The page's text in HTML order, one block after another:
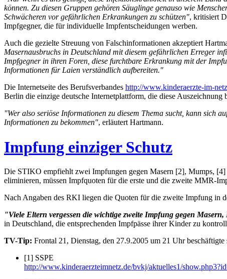
können. Zu diesen Gruppen gehören Säuglinge genauso wie
Schwächeren vor gefährlichen Erkrankungen zu schützen", kritisiert
Impfgegner, die für individuelle Impfentscheidungen werben.
Auch die gezielte Streuung von Falschinformationen akzeptiert
Masernausbruchs in Deutschland mit diesem gefährlichen Erreger
Impfgegner in ihren Foren, diese furchtbare Erkrankung mit der
Informationen für Laien verständlich aufbereiten."
Die Internetseite des Berufsverbandes http://www.kinderaerzte-im-
Berlin die einzige deutsche Internetplattform, die diese Auszeichnung
"Wer also seriöse Informationen zu diesem Thema sucht, kann sich
Informationen zu bekommen", erläutert Hartmann.
Impfung einziger Schutz
Die STIKO empfiehlt zwei Impfungen gegen Masern [2], Mumps,
eliminieren, müssen Impfquoten für die erste und die zweite MMR-
Nach Angaben des RKI liegen die Quoten für die zweite Impfung in
"Viele Eltern vergessen die wichtige zweite Impfung gegen
in Deutschland, die entsprechenden Impfpässe ihrer Kinder zu
TV-Tip: Frontal 21, Dienstag, den 27.9.2005 um 21 Uhr
[1] SSPE
http://www.kinderaerzteimnetz.de/bvkj/aktuelles1/